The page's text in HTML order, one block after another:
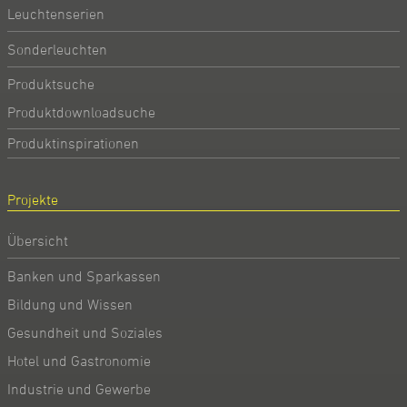
Leuchtenserien
Sonderleuchten
Produktsuche
Produktdownloadsuche
Produktinspirationen
Projekte
Übersicht
Banken und Sparkassen
Bildung und Wissen
Gesundheit und Soziales
Hotel und Gastronomie
Industrie und Gewerbe